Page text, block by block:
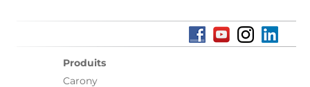
Produits
Carony